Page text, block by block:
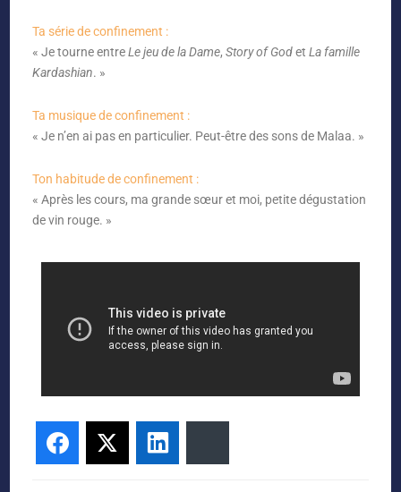
Ta série de confinement :
« Je tourne entreLe jeu de la Dame,Story of GodetLa famille
Kardashian. »
Ta musique de confinement :
« Je n’en ai pas en particulier. Peut-être des sons de Malaa. »
Ton habitude de confinement :
« Après les cours, ma grande sœur et moi, petite dégustation
de vin rouge. »
Facebook
Twitter